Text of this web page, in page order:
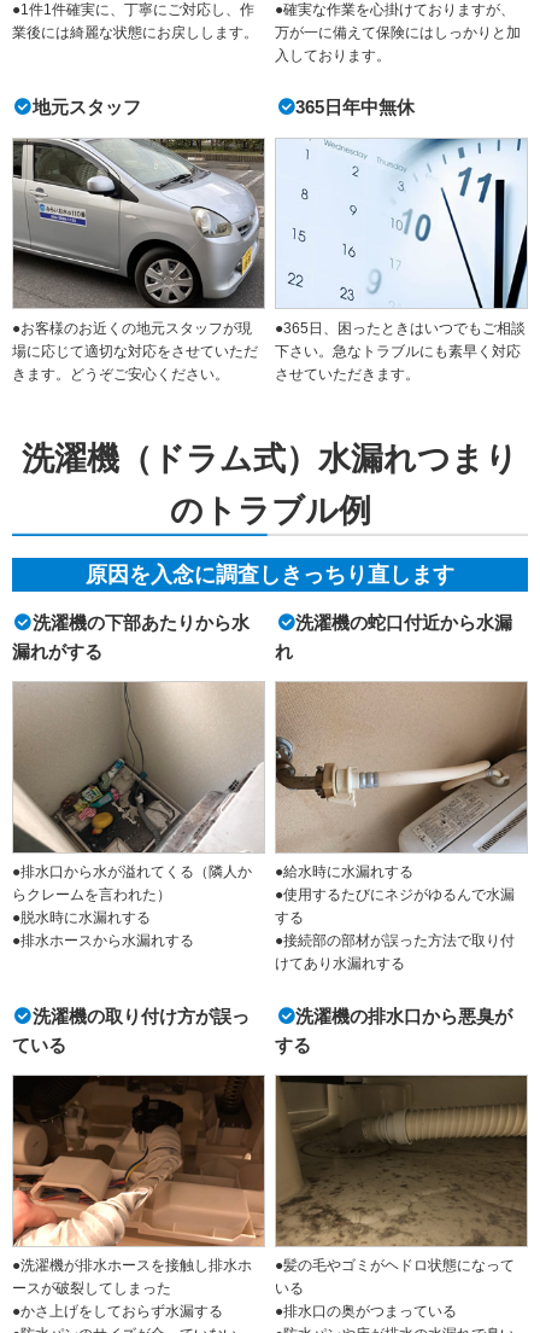
●1件1件確実に、丁寧にご対応し、作
業後には綺麗な状態にお戻しします。
●確実な作業を心掛けておりますが、
万が一に備えて保険にはしっかりと加
入しております。
地元スタッフ
●お客様のお近くの地元スタッフが現
場に応じて適切な対応をさせていただ
きます。どうぞご安心ください。
365日年中無休
●365日、困ったときはいつでもご相談
下さい。急なトラブルにも素早く対応
させていただきます。
洗濯機（ドラム式）水漏れつまり
のトラブル例
原因を入念に調査しきっちり直します
洗濯機の下部あたりから水
漏れがする
●排水口から水が溢れてくる（隣人か
らクレームを言われた）
●脱水時に水漏れする
●排水ホースから水漏れする
洗濯機の蛇口付近から水漏
れ
●給水時に水漏れする
●使用するたびにネジがゆるんで水漏
する
●接続部の部材が誤った方法で取り付
けてあり水漏れする
洗濯機の取り付け方が誤っ
ている
●洗濯機が排水ホースを接触し排水ホ
ースが破裂してしまった
●かさ上げをしておらず水漏する
洗濯機の排水口から悪臭が
する
●髪の毛やゴミがヘドロ状態になって
いる
●排水口の奥がつまっている